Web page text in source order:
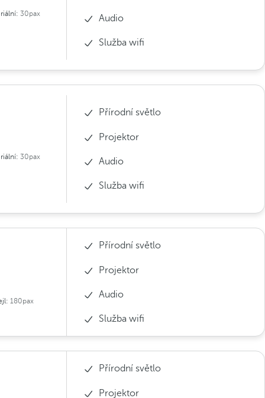
30pax Audio
Služba wifi
30pax
Přírodní světlo
Projektor
Audio
Služba wifi
180pax
Přírodní světlo
Projektor
Audio
Služba wifi
Přírodní světlo
Projektor